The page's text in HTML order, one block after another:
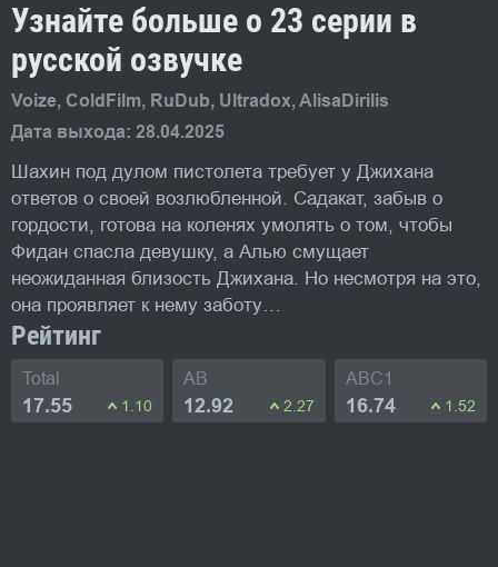
Узнайте больше о 23 серии в
русской озвучке
Voize, ColdFilm, RuDub, Ultradox, AlisaDirilis
Дата выхода: 28.04.2025
Шахин под дулом пистолета требует у Джихана
ответов о своей возлюбленной. Садакат, забыв о
гордости, готова на коленях умолять о том, чтобы
Фидан спасла девушку, а Алью смущает
неожиданная близость Джихана. Но несмотря на это,
она проявляет к нему заботу…
Рейтинг
Total
17.55 1.10
AB
12.92 2.27
ABC1
16.74 1.52